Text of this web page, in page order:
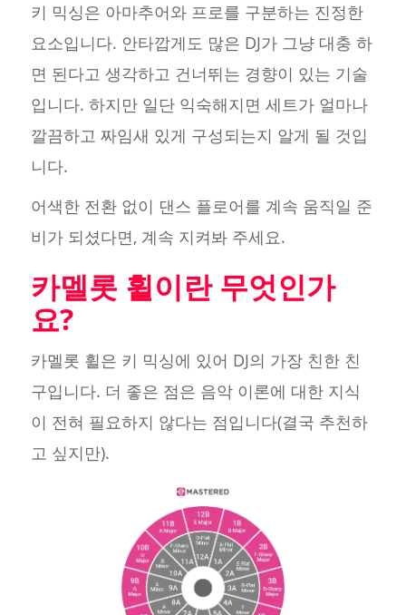
키 믹싱은 아마추어와 프로를 구분하는 진정한
요소입니다. 안타깝게도 많은 DJ가 그냥 대충 하
면 된다고 생각하고 건너뛰는 경향이 있는 기술
입니다. 하지만 일단 익숙해지면 세트가 얼마나
깔끔하고 짜임새 있게 구성되는지 알게 될 것입
니다.
어색한 전환 없이 댄스 플로어를 계속 움직일 준
비가 되셨다면, 계속 지켜봐 주세요.
카멜롯 휠이란 무엇인가
요?
카멜롯 휠은 키 믹싱에 있어 DJ의 가장 친한 친
구입니다. 더 좋은 점은 음악 이론에 대한 지식
이 전혀 필요하지 않다는 점입니다(결국 추천하
고 싶지만).